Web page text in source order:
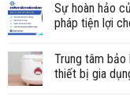
Sự hoàn hảo
pháp tiện lợi
Trung tâm bảo
thiết bị gia